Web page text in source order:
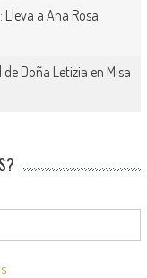
Lleva a Ana Rosa
de Doña Letizia en Misa